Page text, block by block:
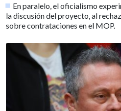
En paralelo, el oficialismo
la discusión del proyecto, al
sobre contrataciones en el MOP.